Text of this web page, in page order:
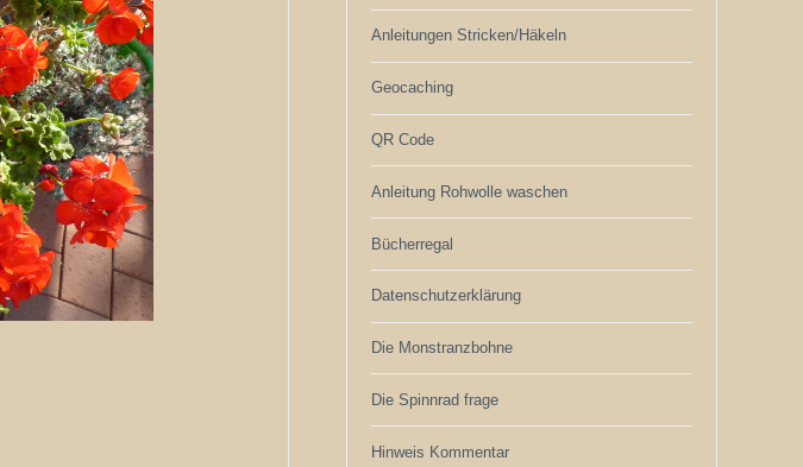
Anleitungen Stricken/Häkeln
Geocaching
QR Code
Anleitung Rohwolle waschen
Bücherregal
Datenschutzerklärung
Die Monstranzbohne
Die Spinnrad frage
Hinweis Kommentar